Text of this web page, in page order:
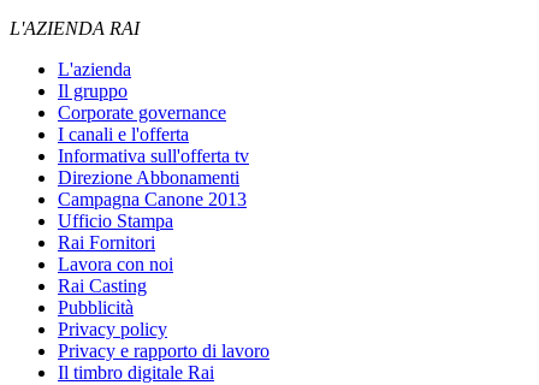
L'AZIENDA RAI
L'azienda
Il gruppo
Corporate governance
I canali e l'offerta
Informativa sull'offerta tv
Direzione Abbonamenti
Campagna Canone 2013
Ufficio Stampa
Rai Fornitori
Lavora con noi
Rai Casting
Pubblicità
Privacy policy
Privacy e rapporto di lavoro
Il timbro digitale Rai